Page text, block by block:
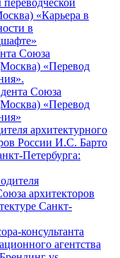
«Карьера в
в
Союза
«Перевод
архитекторов
Санкт-